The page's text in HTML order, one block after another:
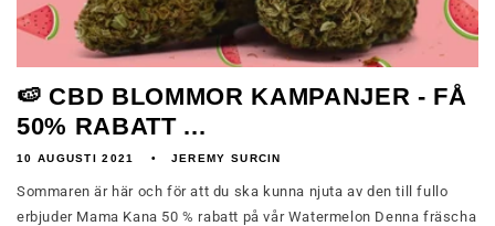
🍉 CBD BLOMMOR KAMPANJER - FÅ
50% RABATT ...
10 AUGUSTI 2021 JEREMY SURCIN
Sommaren är här och för att du ska kunna njuta av den till fullo
erbjuder Mama Kana 50 % rabatt på vår Watermelon Denna fräscha